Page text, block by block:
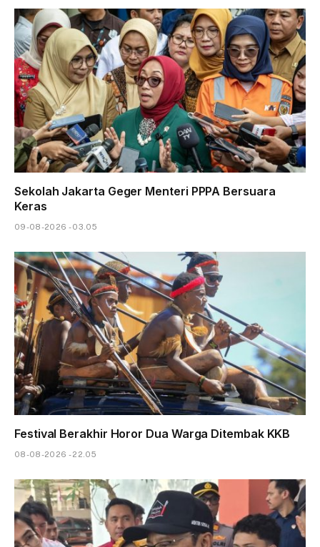
Sekolah Jakarta Geger Menteri PPPA Bersuara
Keras
09-08-2026 - 03.05
Festival Berakhir Horor Dua Warga Ditembak KKB
08-08-2026 - 22.05